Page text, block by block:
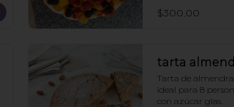
$300.00
tarta
Tarta de
ideal para 8
con azúcar glas.